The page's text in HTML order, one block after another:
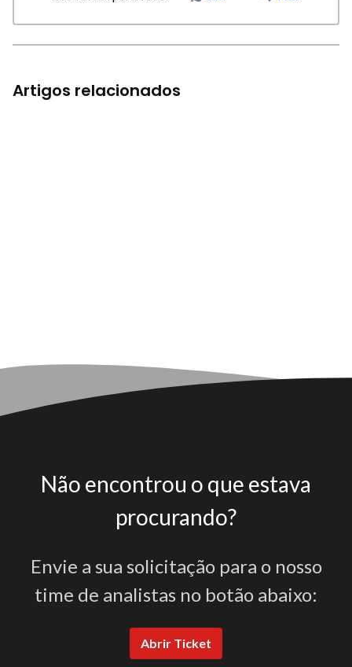
Artigos relacionados
Não encontrou o que estava
procurando?
Envie a sua solicitação para o nosso
time de analistas no botão abaixo:
Abrir Ticket